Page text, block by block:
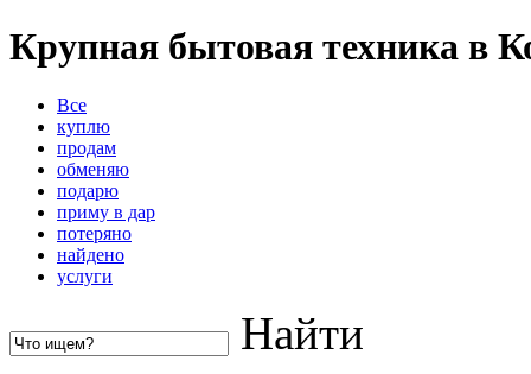
Крупная бытовая техника в
Все
куплю
продам
обменяю
подарю
приму в дар
потеряно
найдено
услуги
Найти